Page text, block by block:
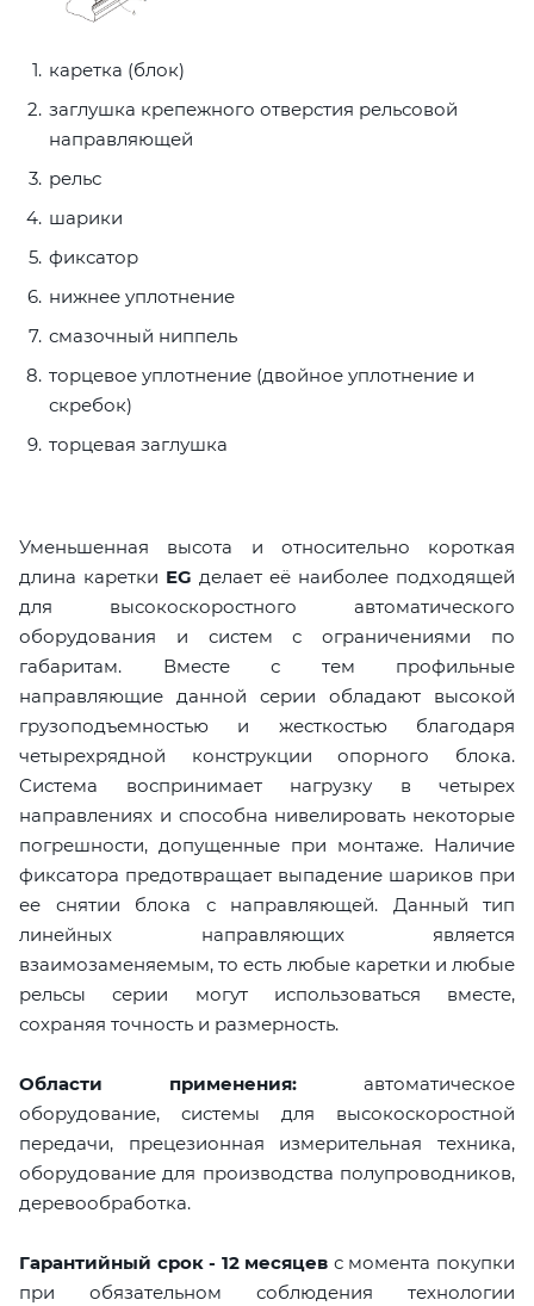
каретка (блок)
заглушка крепежного отверстия рельсовой
направляющей
рельс
шарики
фиксатор
нижнее уплотнение
смазочный ниппель
торцевое уплотнение (двойное уплотнение и
скребок)
торцевая заглушка
Уменьшенная высота и относительно короткая
длина каретки EG делает её наиболее подходящей
для высокоскоростного автоматического
оборудования и систем с ограничениями по
габаритам. Вместе с тем профильные
направляющие данной серии обладают высокой
грузоподъемностью и жесткостью благодаря
четырехрядной конструкции опорного блока.
Система воспринимает нагрузку в четырех
направлениях и способна нивелировать некоторые
погрешности, допущенные при монтаже. Наличие
фиксатора предотвращает выпадение шариков при
ее снятии блока с направляющей. Данный тип
линейных направляющих является
взаимозаменяемым, то есть любые каретки и любые
рельсы серии могут использоваться вместе,
сохраняя точность и размерность.
Области применения: автоматическое
оборудование, системы для высокоскоростной
передачи, прецезионная измерительная техника,
оборудование для производства полупроводников,
деревообработка.
Гарантийный срок - 12 месяцев с момента покупки
при обязательном соблюдения технологии